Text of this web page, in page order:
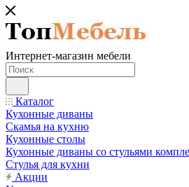
Интернет-магазин мебели
Каталог
Кухонные диваны
Скамья на кухню
Кухонные столы
Кухонные диваны со стульями
Стулья для кухни
Акции